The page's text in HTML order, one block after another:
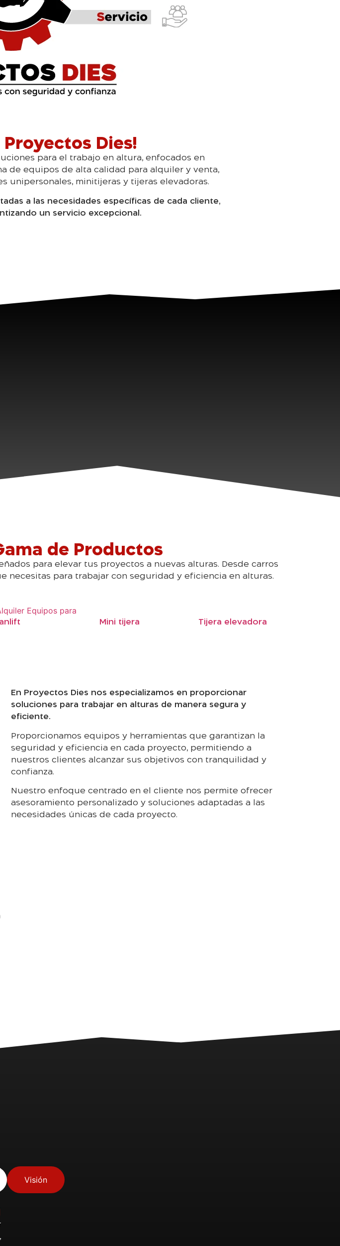
Proyectos Dies!
para el trabajo en altura, enfocados en
de equipos de alta calidad para alquiler y venta,
unipersonales, minitijeras y tijeras elevadoras.
a las necesidades específicas de cada cliente,
un servicio excepcional.
de Productos
para elevar tus proyectos a nuevas alturas. Desde carros
necesitas para trabajar con seguridad y eficiencia en alturas.
Mini tijera Tijera elevadora
En Proyectos Dies nos especializamos en proporcionar
soluciones para trabajar en alturas de manera segura y
eficiente.
Proporcionamos equipos y herramientas que garantizan la
seguridad y eficiencia en cada proyecto, permitiendo a
nuestros clientes alcanzar sus objetivos con tranquilidad y
confianza.
Nuestro enfoque centrado en el cliente nos permite ofrecer
asesoramiento personalizado y soluciones adaptadas a las
necesidades únicas de cada proyecto.
Visión